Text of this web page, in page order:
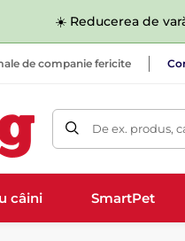
☀️ Reducerea de
de companie fericite
De ex. produs,
câini SmartPet